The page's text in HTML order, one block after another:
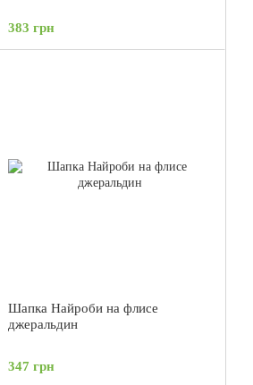
383 грн
Шапка Найроби на флисе
джеральдин
347 грн